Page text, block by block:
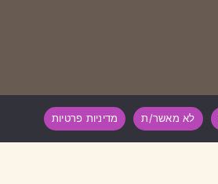
לא מאשר/ת מדיניות פרטיות